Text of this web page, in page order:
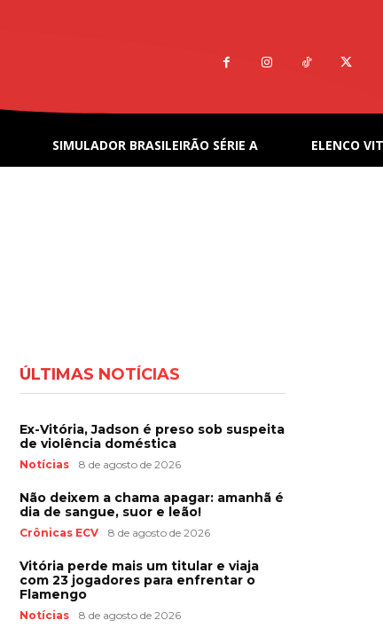
SIMULADOR BRASILEIRÃO SÉRIE A ELENCO
ÚLTIMAS NOTÍCIAS
Ex-Vitória, Jadson é preso sob suspeita
de violência doméstica
Notícias 8 de agosto de 2026
Não deixem a chama apagar: amanhã é
dia de sangue, suor e leão!
Crônicas ECV 8 de agosto de 2026
Vitória perde mais um titular e viaja
com 23 jogadores para enfrentar o
Flamengo
Notícias 8 de agosto de 2026